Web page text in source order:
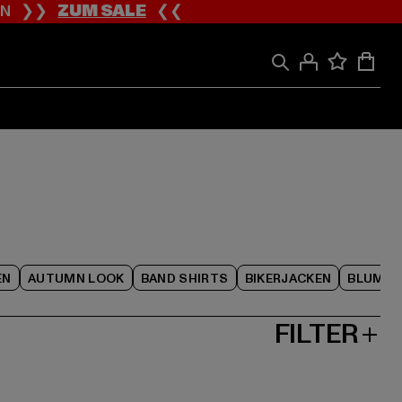
❯❯ZUM SALE❮❮
AUTUMN LOOK BAND SHIRTS BIKERJACKEN
FILTER